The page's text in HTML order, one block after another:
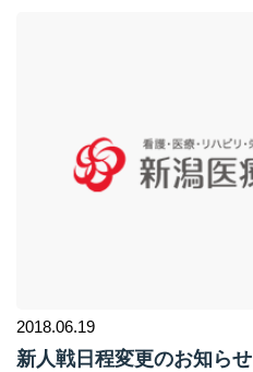
2018.06.19
新人戦日程変更のお知らせ